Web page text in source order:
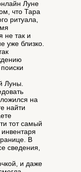
Луне
что Тара
ритуала,
не так и
уже близко.
Луны.
на
найти
тот самый
В
сведения,
и даже